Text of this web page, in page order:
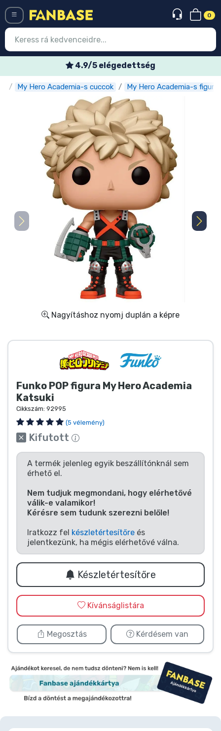
0
My Hero Academia-s cuccok My Hero Academia-s figurák
Nagyításhoz nyomj duplán a képre
Funko POP figura My Hero Academia
Katsuki
Cikkszám: 92995
(5 vélemény)
Kifutott
A termék jelenleg egyik beszállítónknál sem
érhető el.
Nem tudjuk megmondani, hogy elérhetővé
válik-e valamikor!
Kérésre sem tudunk szerezni belőle!
Iratkozz fel készletértesítőre és
jelentkezünk, ha mégis elérhetővé válna.
Készletértesítőre
Kívánságlistára
Megosztás Kérdésem van
Belépés Regisztráció
Legújabb cuccok
Akciós ajánlatok
Express szállítás
Előrendelhető cuccok
Outlet cuccok
Ajándékkártya
Szállítás és fizetés
Sorozatos cuccok
Animés cuccok
Gamer cuccok
Sportos cuccok
Zenés cuccok
Terméktípusok
Márkák